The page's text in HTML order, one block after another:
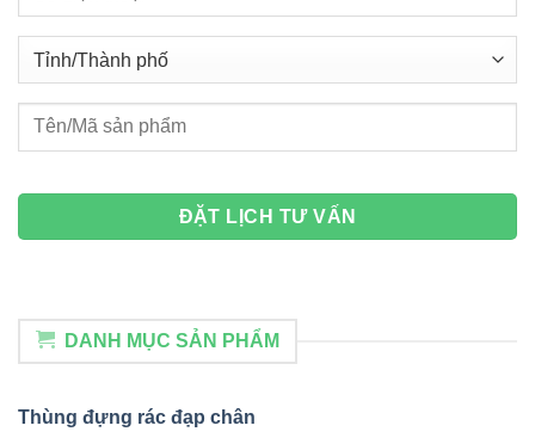
DANH MỤC SẢN PHẨM
Thùng đựng rác đạp chân